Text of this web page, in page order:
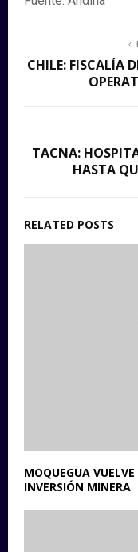
CHILE: FISCALÍA
TACNA:
HASTA
RELATED POSTS
MOQUEGUA
INVERSIÓN MINERA